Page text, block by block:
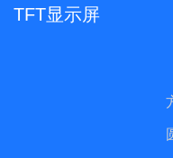
TFT显示屏